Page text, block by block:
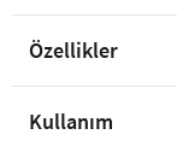
Özellikler
Kullanım